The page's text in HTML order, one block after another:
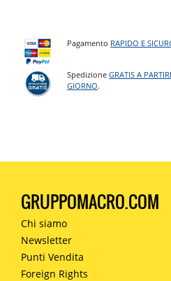
Pagamento RAPIDO E
SpedizioneGRATIS A
GIORNO.
GRUPPOMACRO.COM
Chi siamo
Newsletter
Punti Vendita
Foreign Rights